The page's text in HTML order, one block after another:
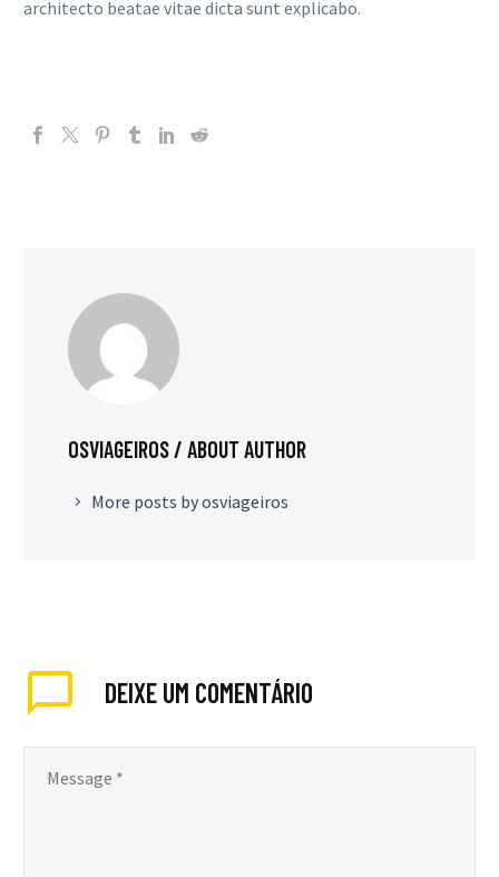
architecto beatae vitae dicta sunt explicabo.
OSVIAGEIROS/ ABOUT AUTHOR
More posts by osviageiros
DEIXE UM COMENTÁRIO